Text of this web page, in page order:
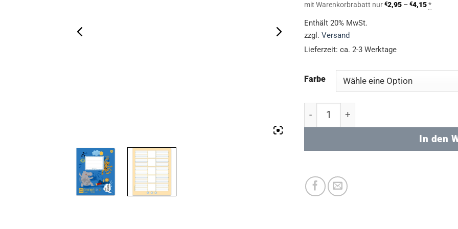
mit Warenkorbrabatt nur€2,95 –€4,15*
Enthält 20% MwSt.
zzgl.Versand
Lieferzeit: ca. 2-3 Werktage
Farbe
Creativ C.9 (FORMATI) Quart Menge
In den